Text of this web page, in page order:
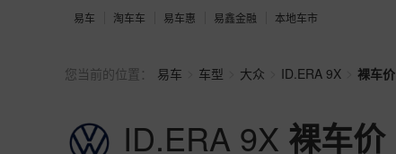
易车 淘车车 易车惠 易鑫金融 本地车市
您当前的位置： 易车 车型 大众 ID.ERA 9X 裸车价
ID.ERA 9X 裸车价